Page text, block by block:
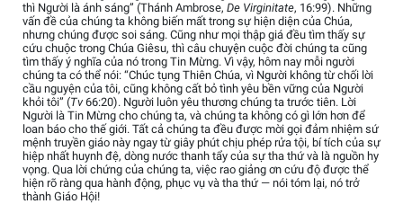
thì Người là ánh sáng” (Thánh Ambrose, De Virginitate, 16:99). Những
vấn đề của chúng ta không biến mất trong sự hiện diện của Chúa,
nhưng chúng được soi sáng. Cũng như mọi thập giá đều tìm thấy sự
cứu chuộc trong Chúa Giêsu, thì câu chuyện cuộc đời chúng ta cũng
tìm thấy ý nghĩa của nó trong Tin Mừng. Vì vậy, hôm nay mỗi người
chúng ta có thể nói: “Chúc tụng Thiên Chúa, vì Người không từ chối lời
cầu nguyện của tôi, cũng không cất bỏ tình yêu bền vững của Người
khỏi tôi” (Tv66:20). Người luôn yêu thương chúng ta trước tiên. Lời
Người là Tin Mừng cho chúng ta, và chúng ta không có gì lớn hơn để
loan báo cho thế giới. Tất cả chúng ta đều được mời gọi đảm nhiệm sứ
mệnh truyền giáo này ngay từ giây phút chịu phép rửa tội, bí tích của sự
hiệp nhất huynh đệ, dòng nước thanh tẩy của sự tha thứ và là nguồn hy
vọng. Qua lời chứng của chúng ta, việc rao giảng ơn cứu độ được thể
hiện rõ ràng qua hành động, phục vụ và tha thứ — nói tóm lại, nó trở
thành Giáo Hội!